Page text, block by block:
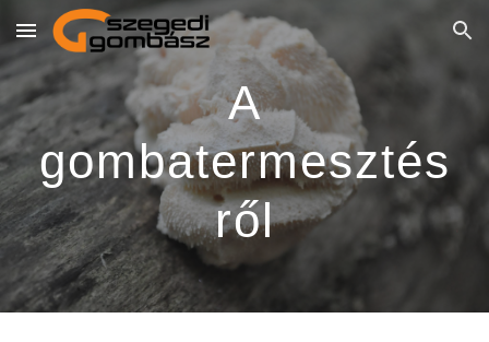
Skip to main content Skip to navigation
A
gombatermesztés
ről